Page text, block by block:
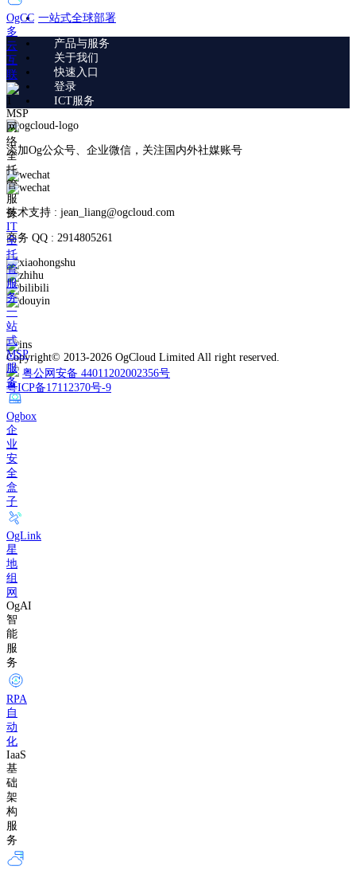
OgCC
多
云
互
联
MSP
网
络
全
托
管
服
务
IT
全
托
管
服
务
一
站
式
MSP
服
务
Ogbox
企
业
安
全
盒
子
OgLink
星
地
组
网
OgAI
智
能
服
务
RPA
自
动
化
IaaS
基
础
架
构
服
务
一站式全球部署
产品与服务
关于我们
快速入口
登录
ICT服务
添加Og公众号、企业微信，关注国内外社媒账号
技术支持 : jean_liang@ogcloud.com
商务 QQ : 2914805261
Copyright© 2013-2026 OgCloud Limited All right reserved.
粤公网安备 44011202002356号
粤ICP备17112370号-9